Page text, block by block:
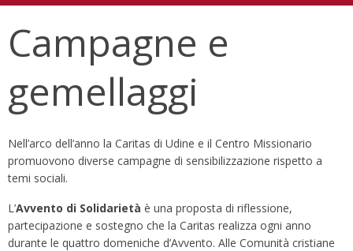
Campagne e
gemellaggi
Nell’arco dell’anno la Caritas di Udine e il Centro Missionario
promuovono diverse campagne di sensibilizzazione rispetto a
temi sociali.
L’Avvento di Solidarietà è una proposta di riflessione,
partecipazione e sostegno che la Caritas realizza ogni anno
durante le quattro domeniche d’Avvento. Alle Comunità cristiane